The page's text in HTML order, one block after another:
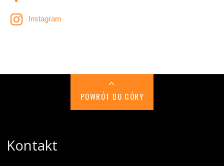
Instagram
POWRÓT DO GÓRY
Kontakt